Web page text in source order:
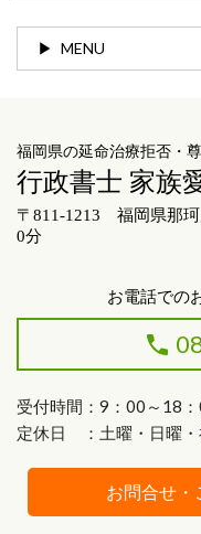
MENU
福岡県の延命治療拒否・
行政書士 家族
〒811-1213 福岡県那
0分
お電話での
受付時間：9：00～18
定休日 ：土曜・日曜・
お問合せ・